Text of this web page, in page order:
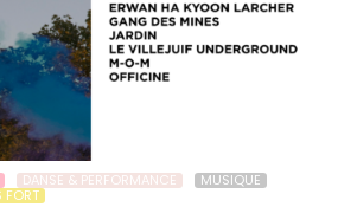
DANSE & PERFORMANCE
MUSIQUE
FORT